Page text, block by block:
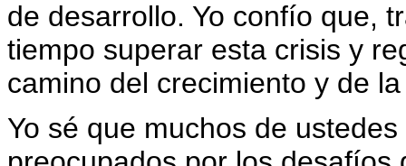
de desarrollo. Yo confío que,
tiempo superar esta crisis y
camino del crecimiento y de
Yo sé que muchos de